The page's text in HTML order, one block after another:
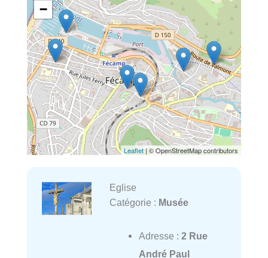
−
Leaflet| © OpenStreetMap contributors
Eglise
Catégorie : Musée
Adresse : 2 Rue
André Paul